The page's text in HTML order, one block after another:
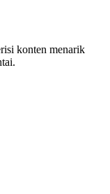
konten menarik